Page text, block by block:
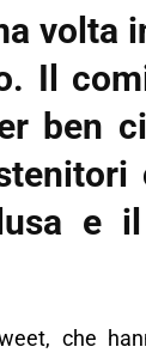
volta
Il
ben
e
che